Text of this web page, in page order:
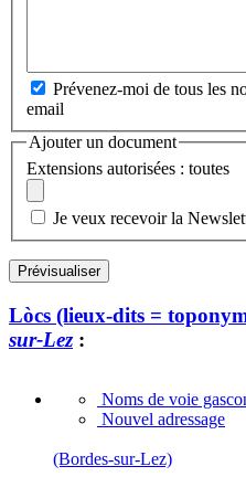
Prévenez-moi de tous les
email
Ajouter un document
Extensions autorisées : toutes
Je veux recevoir la
Lòcs (lieux-dits =
sur-Lez:
Noms de voie
Nouvel adressage
(Bordes-sur-Lez)